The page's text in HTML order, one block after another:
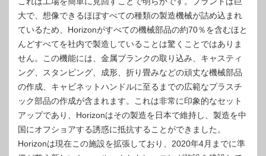
大で、想像できるほぼすべての種類の製造機械が詰め込まれ
ているため、Horizo​​nがすべての機械部品の約70％を含むほと
んどすべてを社内で製造していることは驚くことではありま
せん。この機能には、金属ブランクの取り込み、キャスティ
ング、スタンピング、成形、折り畳みなどの頑丈な機械部品
の作成、キャビネットハンドルに至るまでの広範なプラスチ
ック部品の作成が含まれます。これは非常に印象的なセット
アップであり、Horizo​​nはその製造を日本で維持し、製造を中
国にオフショアする誘惑に抵抗することができました。
Horizo​​nは現在この施設を拡張しており、2020年4月までに準